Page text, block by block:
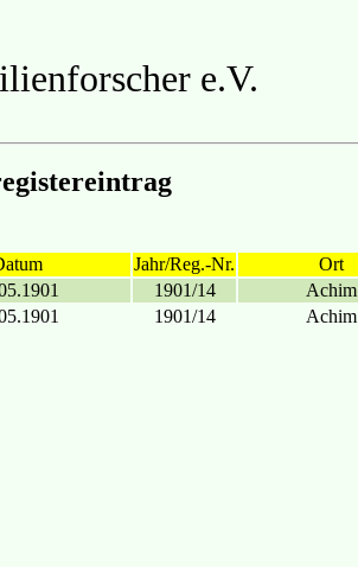
e.V.
Jahr/Reg.-Nr.
Ort
1901/14
Achim
1901/14 Achim